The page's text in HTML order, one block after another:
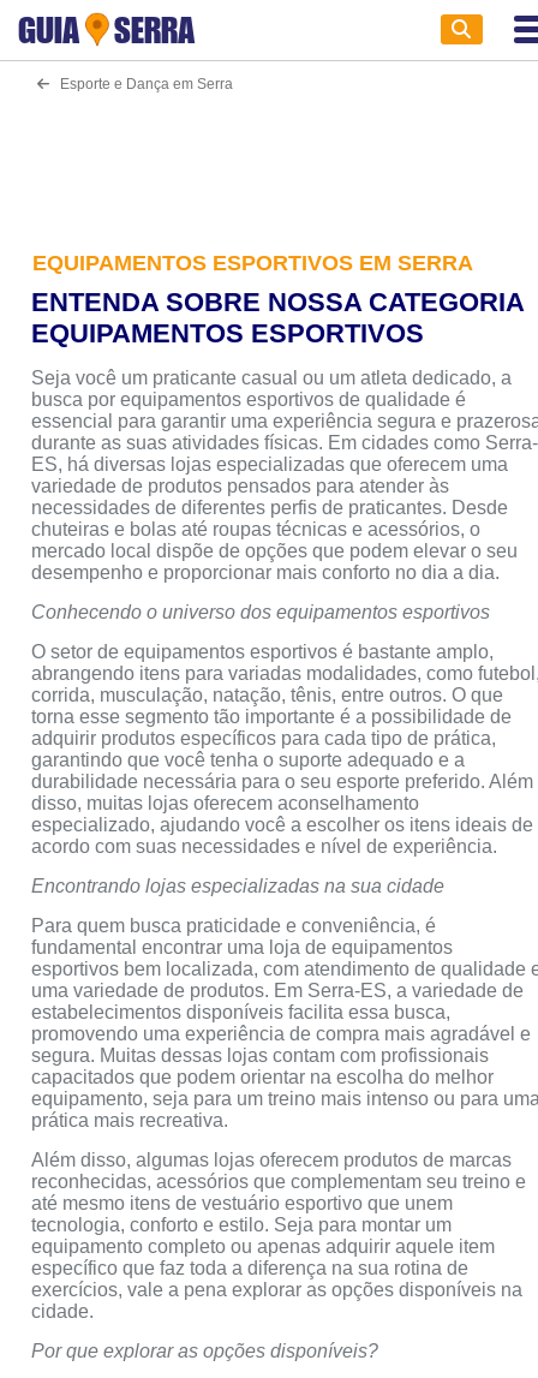
GUIA SERRA
Esporte e Dança em Serra
EQUIPAMENTOS ESPORTIVOS EM SERRA
ENTENDA SOBRE NOSSA CATEGORIA
EQUIPAMENTOS ESPORTIVOS
Seja você um praticante casual ou um atleta dedicado, a
busca por equipamentos esportivos de qualidade é
essencial para garantir uma experiência segura e
durante as suas atividades físicas. Em cidades como Serra-
ES, há diversas lojas especializadas que oferecem uma
variedade de produtos pensados para atender às
necessidades de diferentes perfis de praticantes. Desde
chuteiras e bolas até roupas técnicas e acessórios, o
mercado local dispõe de opções que podem elevar o seu
desempenho e proporcionar mais conforto no dia a dia.
Conhecendo o universo dos equipamentos esportivos
O setor de equipamentos esportivos é bastante amplo,
abrangendo itens para variadas modalidades, como
corrida, musculação, natação, tênis, entre outros. O que
torna esse segmento tão importante é a possibilidade de
adquirir produtos específicos para cada tipo de prática,
garantindo que você tenha o suporte adequado e a
durabilidade necessária para o seu esporte preferido. Além
disso, muitas lojas oferecem aconselhamento
especializado, ajudando você a escolher os itens ideais de
acordo com suas necessidades e nível de experiência.
Encontrando lojas especializadas na sua cidade
Para quem busca praticidade e conveniência, é
fundamental encontrar uma loja de equipamentos
esportivos bem localizada, com atendimento de qualidade
uma variedade de produtos. Em Serra-ES, a variedade de
estabelecimentos disponíveis facilita essa busca,
promovendo uma experiência de compra mais agradável e
segura. Muitas dessas lojas contam com profissionais
capacitados que podem orientar na escolha do melhor
equipamento, seja para um treino mais intenso ou para
prática mais recreativa.
Além disso, algumas lojas oferecem produtos de marcas
reconhecidas, acessórios que complementam seu treino e
até mesmo itens de vestuário esportivo que unem
tecnologia, conforto e estilo. Seja para montar um
equipamento completo ou apenas adquirir aquele item
específico que faz toda a diferença na sua rotina de
exercícios, vale a pena explorar as opções disponíveis na
cidade.
Por que explorar as opções disponíveis?